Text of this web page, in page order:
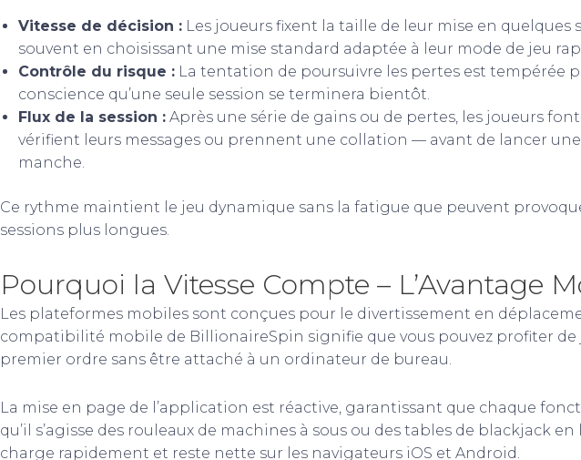
Vitesse de décision : Les joueurs fixent la taille de leur mise en quelques
souvent en choisissant une mise standard adaptée à leur mode de jeu
Contrôle du risque : La tentation de poursuivre les pertes est tempérée
conscience qu’une seule session se terminera bientôt.
Flux de la session : Après une série de gains ou de pertes, les joueurs
vérifient leurs messages ou prennent une collation — avant de lancer
manche.
Ce rythme maintient le jeu dynamique sans la fatigue que peuvent
sessions plus longues.
Pourquoi la Vitesse Compte – L’Avantage
Les plateformes mobiles sont conçues pour le divertissement en
compatibilité mobile de BillionaireSpin signifie que vous pouvez profiter de
premier ordre sans être attaché à un ordinateur de bureau.
La mise en page de l’application est réactive, garantissant que chaque
qu’il s’agisse des rouleaux de machines à sous ou des tables de blackjack en
charge rapidement et reste nette sur les navigateurs iOS et Android.